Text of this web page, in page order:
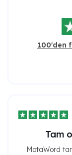
100'den
Tam
MotaWord